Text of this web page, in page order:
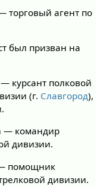
торговый агент по
был призван на
курсант полковой
(г. Славгород),
— командир
дивизии.
— помощник
дивизии.